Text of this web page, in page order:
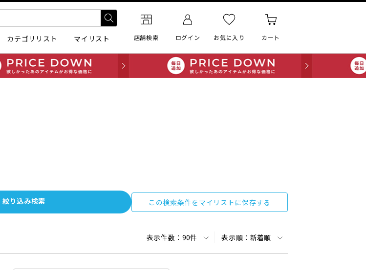
カテゴリリスト マイリスト 店舗検索 ログイン お気に入り カート
絞り込み検索 この検索条件をマイリストに保存する
表示件数：90件 表示順： 新着順